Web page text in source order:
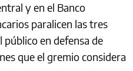
y en el Banco
paralicen las tres
en defensa de
que el gremio considera